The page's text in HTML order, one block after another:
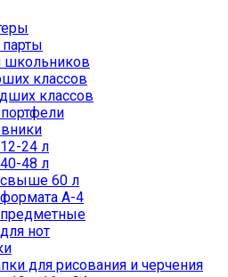
школьников
классов
классов
24 л
48 л
свыше 60 л
А-4
предметные
нот
для рисования и черчения